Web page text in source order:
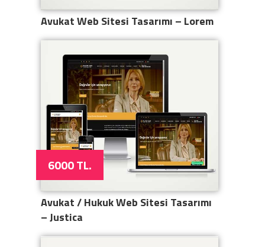
Avukat Web Sitesi Tasarımı – Lorem
6000 TL.
Avukat / Hukuk Web Sitesi Tasarımı
– Justica